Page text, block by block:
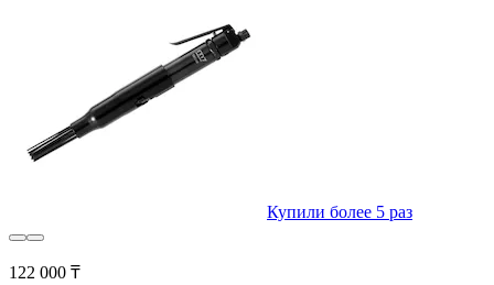
Купили более 5 раз
122 000 ₸